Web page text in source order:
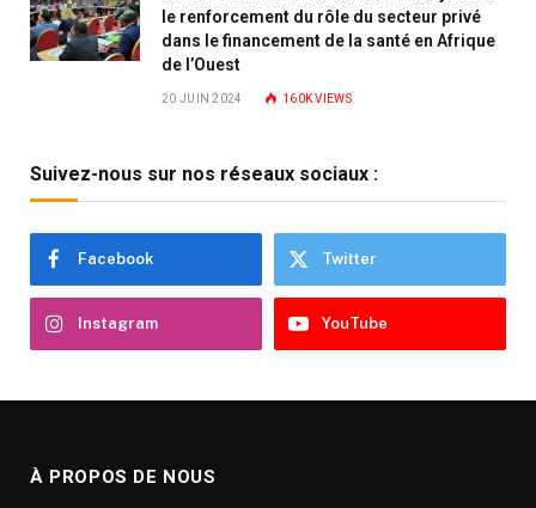
le renforcement du rôle du secteur privé
dans le financement de la santé en Afrique
de l’Ouest
20 JUIN 2024 160KVIEWS
Suivez-nous sur nos réseaux sociaux :
Facebook Twitter
Instagram YouTube
À PROPOS DE NOUS